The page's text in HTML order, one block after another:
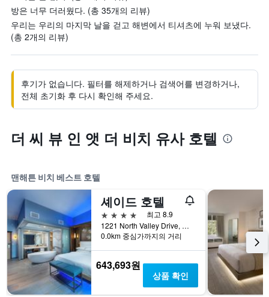
방은 너무 더러웠다. (총 35개의 리뷰)
우리는 우리의 마지막 날을 걷고 해변에서 티셔츠에 누워 보냈다.
(총 2개의 리뷰)
후기가 없습니다. 필터를 해제하거나 검색어를 변경하거나,
전체 초기화 후 다시 확인해 주세요.
더 씨 뷰 인 앳 더 비치 유사 호텔
맨해튼 비치 베스트 호텔
셰이드 호텔
4성급
최고 8.9
1221 North Valley Drive, 맨해튼 비치, CA, 미국
0.0km 중심가까지의 거리
643,693원
상품 확인